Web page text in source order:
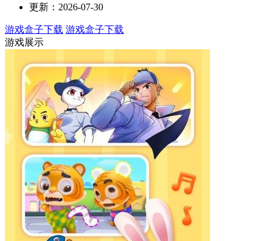
更新：2026-07-30
游戏盒子下载 游戏盒子下载
游戏展示